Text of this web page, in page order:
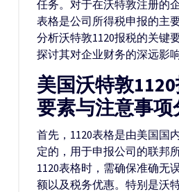
任务。对于在沃特敦注册的
表格是公司所得税申报的主
分析沃特敦1120报税的关键
探讨其对企业财务的深远影响
美国沃特敦
要素与注意事项
首先，1120表格是由美国国
定的，用于申报公司的联邦
1120表格时，需确保准确无
额以及税务优惠。特别是沃